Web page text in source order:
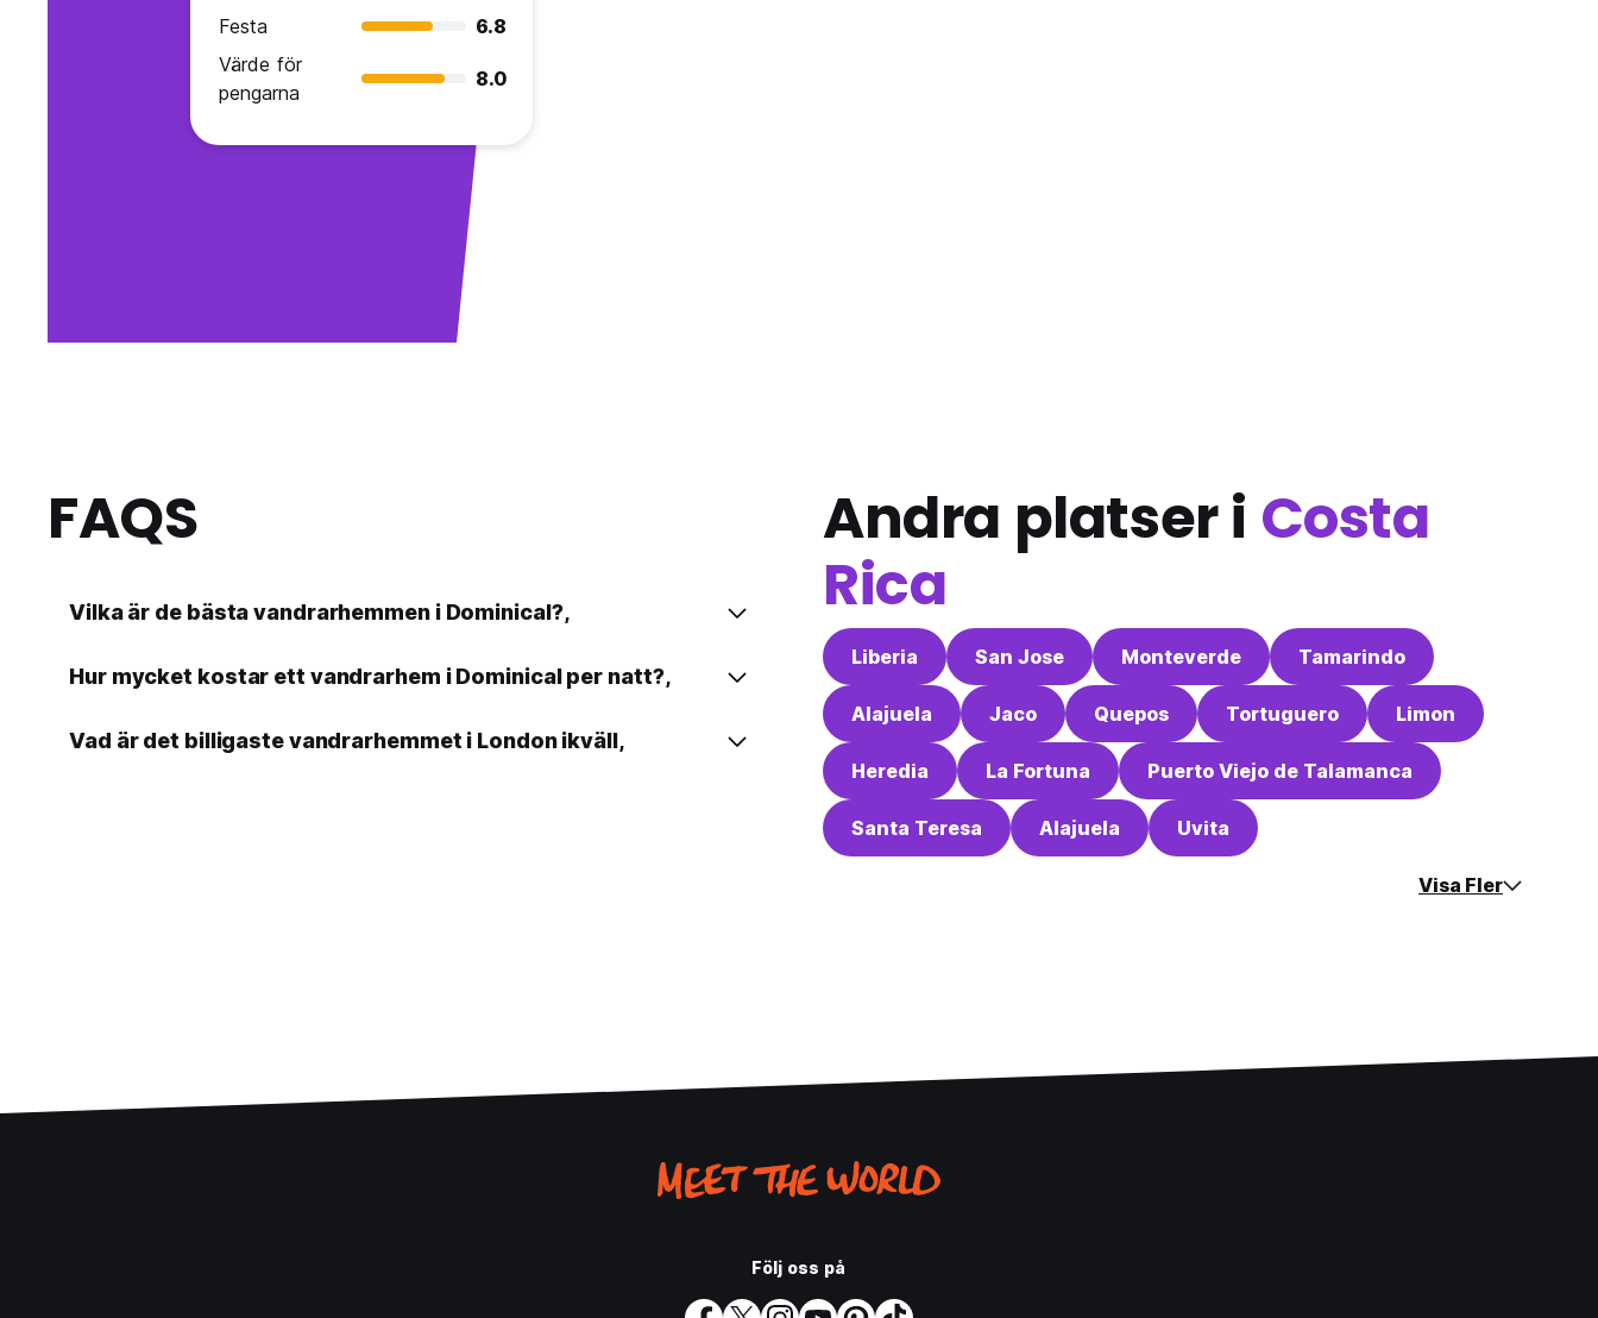
Festa
6.8
Värde för
pengarna
8.0
FAQS
Vilka är de bästa vandrarhemmen i Dominical?,
Hur mycket kostar ett vandrarhem i Dominical per natt?,
Vad är det billigaste vandrarhemmet i London ikväll,
Andra platser i Costa
Rica
Liberia San Jose Monteverde Tamarindo
Alajuela Jaco Quepos Tortuguero Limon
Heredia La Fortuna Puerto Viejo de Talamanca
Santa Teresa Alajuela Uvita
Visa Fler
Följ oss på